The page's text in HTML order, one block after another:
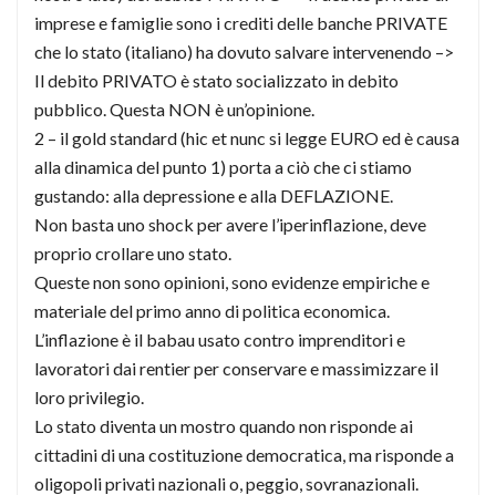
imprese e famiglie sono i crediti delle banche PRIVATE
che lo stato (italiano) ha dovuto salvare intervenendo –>
Il debito PRIVATO è stato socializzato in debito
pubblico. Questa NON è un’opinione.
2 – il gold standard (hic et nunc si legge EURO ed è causa
alla dinamica del punto 1) porta a ciò che ci stiamo
gustando: alla depressione e alla DEFLAZIONE.
Non basta uno shock per avere l’iperinflazione, deve
proprio crollare uno stato.
Queste non sono opinioni, sono evidenze empiriche e
materiale del primo anno di politica economica.
L’inflazione è il babau usato contro imprenditori e
lavoratori dai rentier per conservare e massimizzare il
loro privilegio.
Lo stato diventa un mostro quando non risponde ai
cittadini di una costituzione democratica, ma risponde a
oligopoli privati nazionali o, peggio, sovranazionali.